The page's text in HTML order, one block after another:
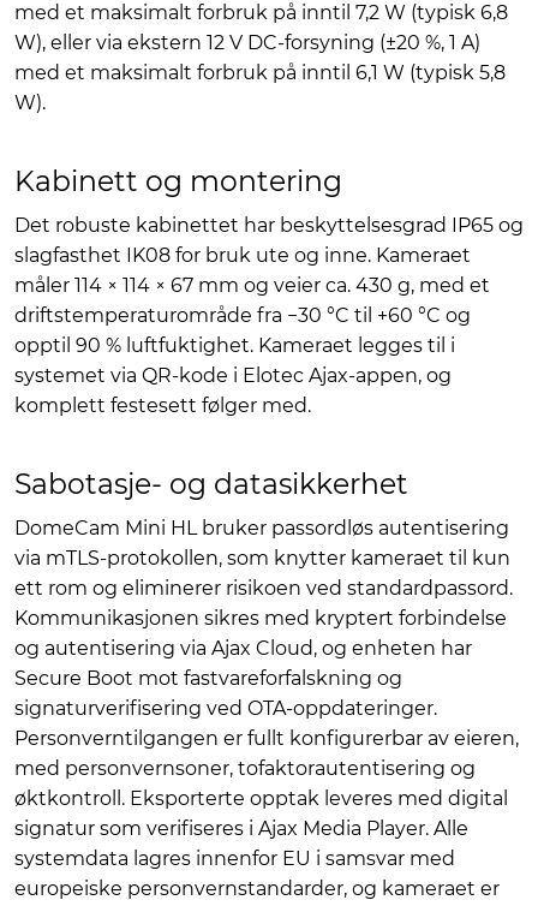
med et maksimalt forbruk på inntil 7,2 W (typisk 6,8
W), eller via ekstern 12 V DC-forsyning (±20 %, 1 A)
med et maksimalt forbruk på inntil 6,1 W (typisk 5,8
W).
Kabinett og montering
Det robuste kabinettet har beskyttelsesgrad IP65 og
slagfasthet IK08 for bruk ute og inne. Kameraet
måler 114 × 114 × 67 mm og veier ca. 430 g, med et
driftstemperaturområde fra −30 °C til +60 °C og
opptil 90 % luftfuktighet. Kameraet legges til i
systemet via QR-kode i Elotec Ajax-appen, og
komplett festesett følger med.
Sabotasje- og datasikkerhet
DomeCam Mini HL bruker passordløs autentisering
via mTLS-protokollen, som knytter kameraet til kun
ett rom og eliminerer risikoen ved standardpassord.
Kommunikasjonen sikres med kryptert forbindelse
og autentisering via Ajax Cloud, og enheten har
Secure Boot mot fastvareforfalskning og
signaturverifisering ved OTA-oppdateringer.
Personverntilgangen er fullt konfigurerbar av eieren,
med personvernsoner, tofaktorautentisering og
øktkontroll. Eksporterte opptak leveres med digital
signatur som verifiseres i Ajax Media Player. Alle
systemdata lagres innenfor EU i samsvar med
europeiske personvernstandarder, og kameraet er